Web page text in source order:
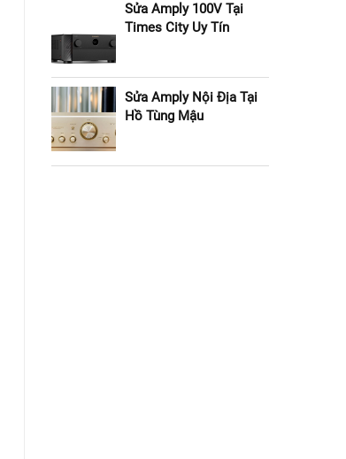
Sửa Amply 100V Tại
Times City Uy Tín
Sửa Amply Nội Địa Tại
Hồ Tùng Mậu